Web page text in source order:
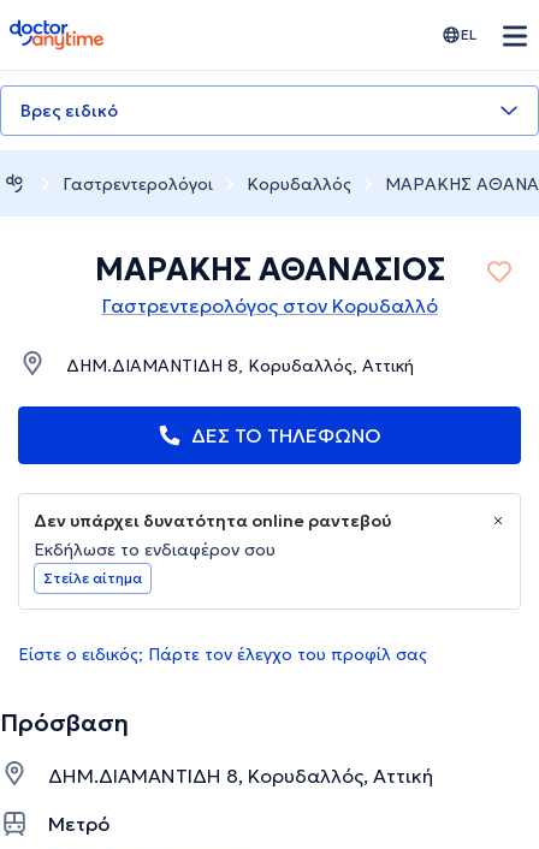
doctoranytime EL
Βρες ειδικό
Γαστρεντερολόγοι Κορυδαλλός ΜΑΡΑΚΗΣ
ΜΑΡΑΚΗΣ ΑΘΑΝΑΣΙΟΣ
Γαστρεντερολόγος στον Κορυδαλλό
ΔΗΜ.ΔΙΑΜΑΝΤΙΔΗ 8, Κορυδαλλός, Αττική
ΔΕΣ ΤΟ ΤΗΛΕΦΩΝΟ
Δεν υπάρχει δυνατότητα online ραντεβού
Εκδήλωσε το ενδιαφέρον σου
Στείλε αίτημα
Είστε ο ειδικός; Πάρτε τον έλεγχο του προφίλ σας
Πρόσβαση
ΔΗΜ.ΔΙΑΜΑΝΤΙΔΗ 8, Κορυδαλλός, Αττική
Μετρό